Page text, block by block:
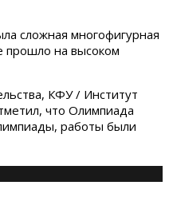
сложная многофигурная
прошло на высоком
КФУ / Институт
что Олимпиада
работы были